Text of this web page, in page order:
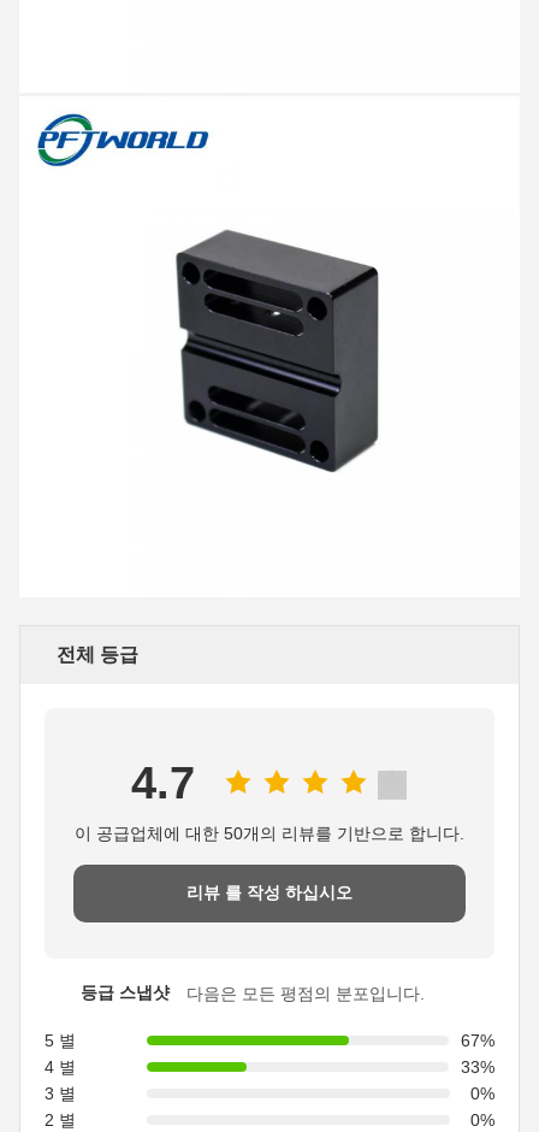
전체 등급
4.7
이 공급업체에 대한 50개의 리뷰를 기반으로 합니다.
리뷰 를 작성 하십시오
등급 스냅샷 다음은 모든 평점의 분포입니다.
5 별
67%
4 별
33%
3 별
0%
2 별
0%